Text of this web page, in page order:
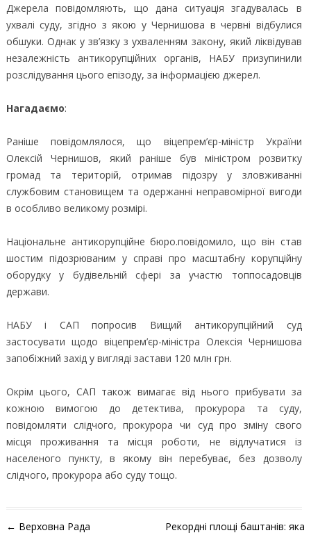
Джерела повідомляють, що дана ситуація згадувалась в
ухвалі суду, згідно з якою у Чернишова в червні відбулися
обшуки. Однак у зв’язку з ухваленням закону, який ліквідував
незалежність антикорупційних органів, НАБУ призупинили
розслідування цього епізоду, за інформацією джерел.
Нагадаємо:
Раніше повідомлялося, що віцепрем’єр-міністр України
Олексій Чернишов, який раніше був міністром розвитку
громад та територій, отримав підозру у зловживанні
службовим становищем та одержанні неправомірної вигоди
в особливо великому розмірі.
Національне антикорупційне бюро.повідомило, що він став
шостим підозрюваним у справі про масштабну корупційну
оборудку у будівельній сфері за участю топпосадовців
держави.
НАБУ і САП попросив Вищий антикорупційний суд
застосувати щодо віцепрем’єр-міністра Олексія Чернишова
запобіжний захід у вигляді застави 120 млн грн.
Окрім цього, САП також вимагає від нього прибувати за
кожною вимогою до детектива, прокурора та суду,
повідомляти слідчого, прокурора чи суд про зміну свого
місця проживання та місця роботи, не відлучатися із
населеного пункту, в якому він перебуває, без дозволу
слідчого, прокурора або суду тощо.
Навігація по запису
← Верховна Рада
Рекордні площі баштанів: яка